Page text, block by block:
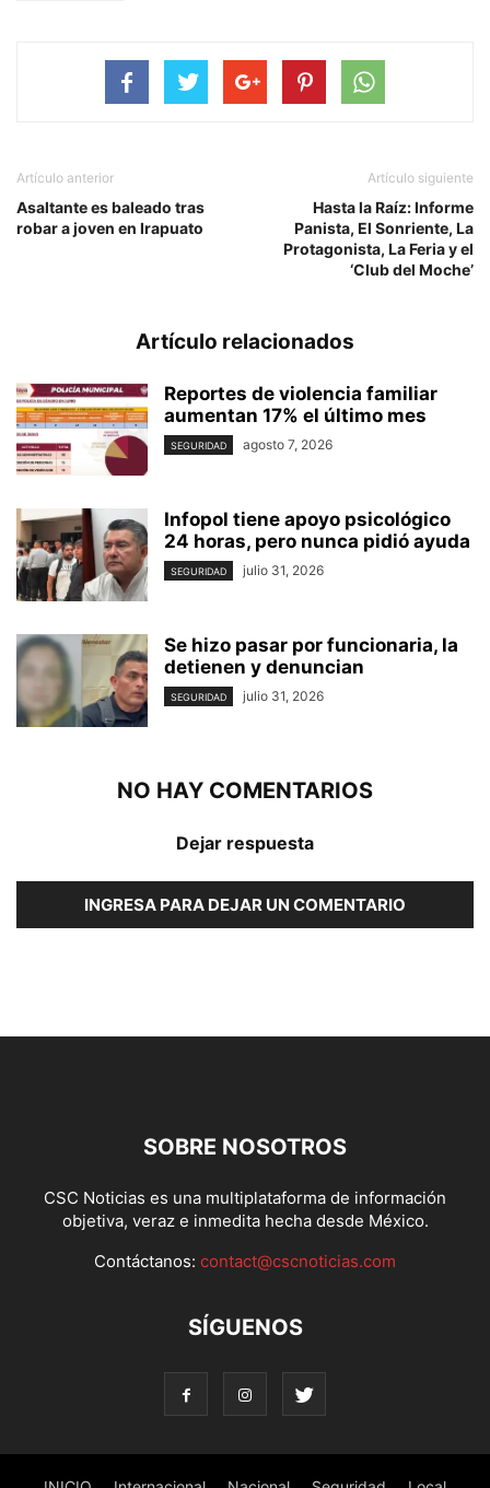
Artículo anterior
Asaltante es baleado tras
robar a joven en Irapuato
Artículo siguiente
Hasta la Raíz: Informe
Panista, El Sonriente, La
Protagonista, La Feria y el
‘Club del Moche’
Artículo relacionados
Reportes de violencia familiar
aumentan 17% el último mes
SEGURIDAD agosto 7, 2026
Infopol tiene apoyo psicológico
24 horas, pero nunca pidió ayuda
SEGURIDAD julio 31, 2026
Se hizo pasar por funcionaria, la
detienen y denuncian
SEGURIDAD julio 31, 2026
NO HAY COMENTARIOS
Dejar respuesta
INGRESA PARA DEJAR UN COMENTARIO
SOBRE NOSOTROS
CSC Noticias es una multiplataforma de información
objetiva, veraz e inmedita hecha desde México.
Contáctanos: contact@cscnoticias.com
SÍGUENOS